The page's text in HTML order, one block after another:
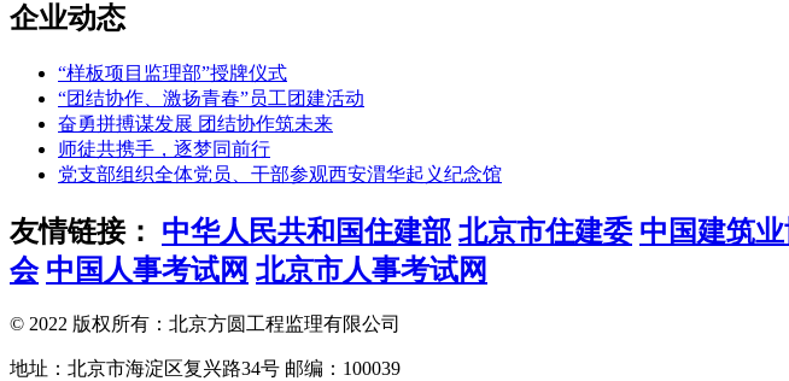
企业动态
“样板项目监理部”授牌仪式
“团结协作、激扬青春”员工团建活动
奋勇拼搏谋发展 团结协作筑未来
师徒共携手，逐梦同前行
党支部组织全体党员、干部参观西安渭华起义纪念馆
友情链接： 中华人民共和国住建部 北京市住建委 中国建筑
会 中国人事考试网 北京市人事考试网
© 2022 版权所有：北京方圆工程监理有限公司
地址：北京市海淀区复兴路34号 邮编：100039